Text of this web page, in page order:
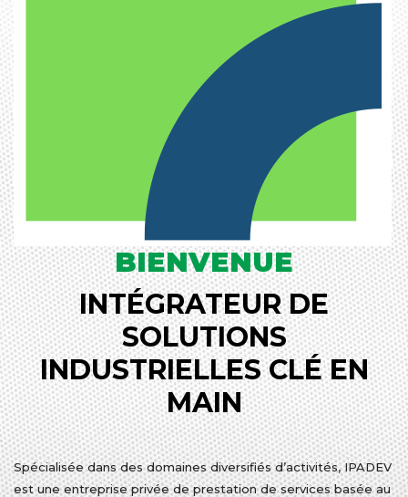
BIENVENUE
INTÉGRATEUR DE
SOLUTIONS
INDUSTRIELLES CLÉ EN
MAIN
Spécialisée dans des domaines diversifiés d’activités, IPADEV
est une entreprise privée de prestation de services basée au